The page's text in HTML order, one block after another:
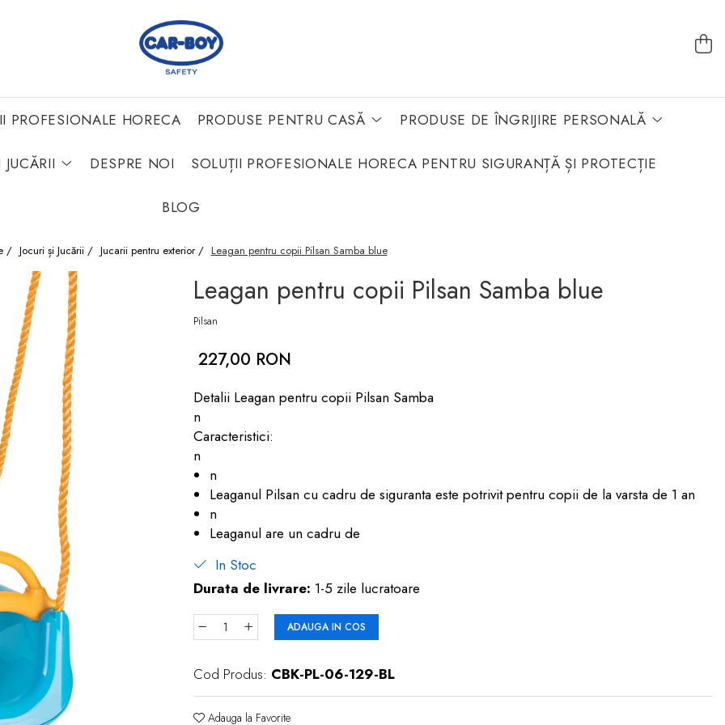
PROFESIONALE HORECA PRODUSE PENTRU CASĂ PRODUSE DE ÎNGRIJIRE PERSONALĂ
JUCĂRII DESPRE NOI SOLUȚII PROFESIONALE HORECA PENTRU SIGURANȚĂ ȘI PROTECȚIE
BLOG
/ Jocuri și Jucării / Jucarii pentru exterior / Leagan pentru copii Pilsan Samba blue
Leagan pentru copii Pilsan Samba blue
Pilsan
227,00 RON
Detalii Leagan pentru copii Pilsan Samba
n
Caracteristici:
n
n
Leaganul Pilsan cu cadru de siguranta este potrivit pentru copii de la varsta de 1 an
n
Leaganul are un cadru de
In Stoc
Durata de livrare: 1-5 zile lucratoare
ADAUGA IN COS
Cod Produs: CBK-PL-06-129-BL
Adauga la Favorite